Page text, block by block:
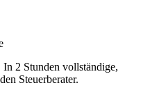
2 Stunden vollständige,
Steuerberater.